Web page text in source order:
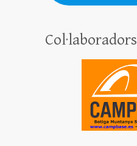
Col·laboradors